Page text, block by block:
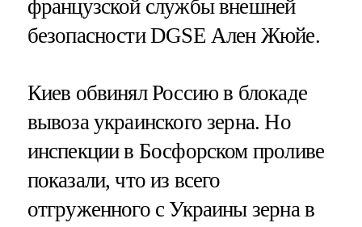
французской службы внешней
безопасности DGSE Ален Жюйе.
Киев обвинял Россию в блокаде
вывоза украинского зерна. Но
инспекции в Босфорском проливе
показали, что из всего
отгруженного с Украины зерна в